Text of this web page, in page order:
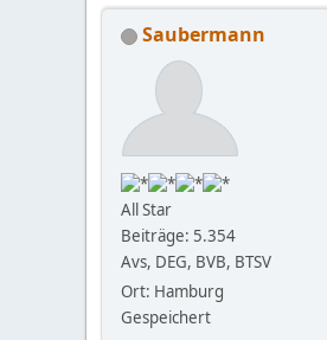
Saubermann
All Star
Beiträge: 5.354
Avs, DEG, BVB, BTSV
Ort: Hamburg
Gespeichert